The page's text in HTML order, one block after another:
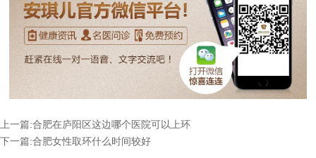
上一篇:合肥在庐阳区这边哪个医院可以上环
下一篇:合肥女性取环什么时间较好